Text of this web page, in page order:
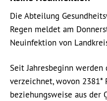
Die Abteilung
Regen meldet am
Neuinfektion von
Seit Jahresbeginn
verzeichnet, wovon 2381*
beziehungsweise aus der